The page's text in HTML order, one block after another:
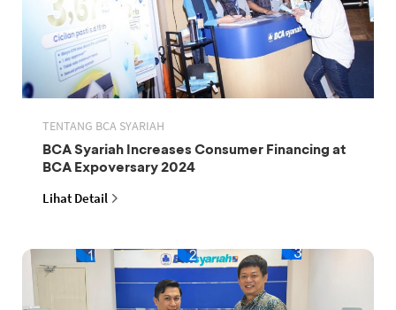
TENTANG BCA SYARIAH
BCA Syariah Increases Consumer Financing at
BCA Expoversary 2024
Lihat Detail